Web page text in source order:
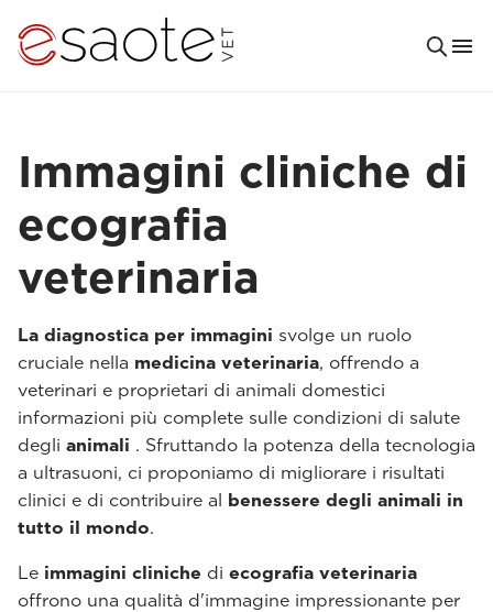
Immagini cliniche di
ecografia
veterinaria
La diagnostica per immagini svolge un ruolo
cruciale nella medicina veterinaria, offrendo a
veterinari e proprietari di animali domestici
informazioni più complete sulle condizioni di salute
degli animali . Sfruttando la potenza della tecnologia
a ultrasuoni, ci proponiamo di migliorare i risultati
clinici e di contribuire al benessere degli animali in
tutto il mondo.
Le immagini cliniche di ecografia veterinaria
offrono una qualità d'immagine impressionante per